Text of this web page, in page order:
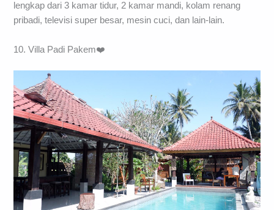
lengkap dari 3 kamar tidur, 2 kamar mandi, kolam renang
pribadi, televisi super besar, mesin cuci, dan lain-lain.
10. Villa Padi Pakem❤️